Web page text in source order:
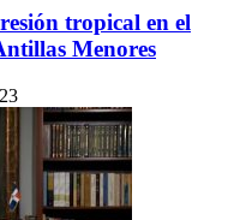
tropical en el
Menores